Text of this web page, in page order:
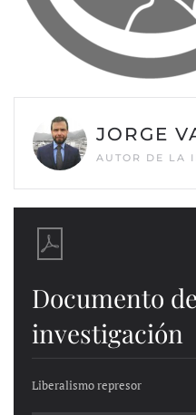
JORGE
AUTOR DE LA
Documento
investigación
Liberalismo represor